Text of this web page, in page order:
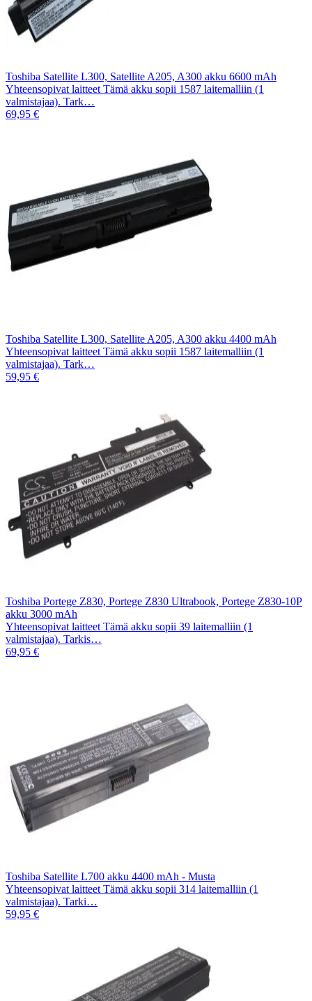
Toshiba Satellite L300, Satellite A205, A300 akku 6600 mAh
Yhteensopivat laitteet Tämä akku sopii 1587 laitemalliin (1
valmistajaa). Tark…
69,95 €
Toshiba Satellite L300, Satellite A205, A300 akku 4400 mAh
Yhteensopivat laitteet Tämä akku sopii 1587 laitemalliin (1
valmistajaa). Tark…
59,95 €
Toshiba Portege Z830, Portege Z830 Ultrabook, Portege Z830-10P
akku 3000 mAh
Yhteensopivat laitteet Tämä akku sopii 39 laitemalliin (1
valmistajaa). Tarkis…
69,95 €
Toshiba Satellite L700 akku 4400 mAh - Musta
Yhteensopivat laitteet Tämä akku sopii 314 laitemalliin (1
valmistajaa). Tarki…
59,95 €